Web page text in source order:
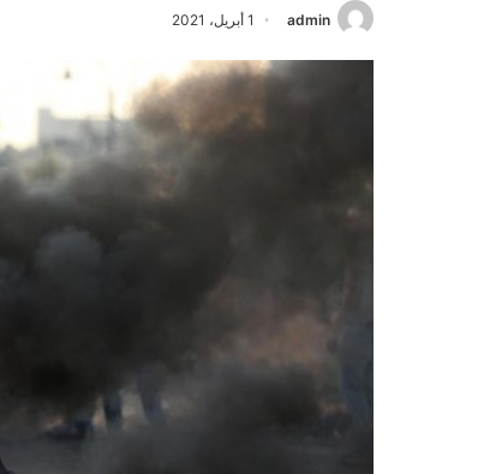
admin 1 أبريل، 2021